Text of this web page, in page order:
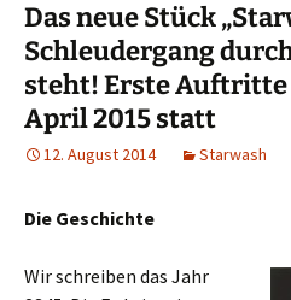
Das neue Stück
Schleudergang
steht! Erste Auftritte
April 2015 statt
12. August 2014 Starwash
Die Geschichte
Wir schreiben das Jahr